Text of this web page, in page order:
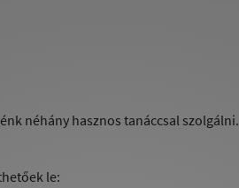
néhány hasznos tanáccsal szolgálni.
le: